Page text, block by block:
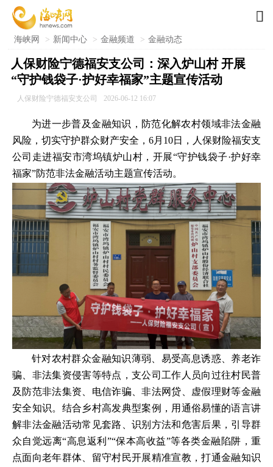

海峡网 > 新闻中心 > 金融频道 > 金融动态
人保财险宁德福安支公司：深入炉山村 开展
“守护钱袋子·护好幸福家”主题宣传活动
人保财险宁德福安支公司 2026-06-12 16:07
为进一步普及金融知识，防范化解农村领域非法金融
风险，切实守护群众财产安全，6月10日，人保财险福安支
公司走进福安市湾坞镇炉山村，开展“守护钱袋子·护好幸
福家”防范非法金融活动主题宣传活动。
针对农村群众金融知识薄弱、易受高息诱惑、养老诈
骗、非法集资侵害等特点，支公司工作人员向过往村民普
及防范非法集资、电信诈骗、非法网贷、虚假理财等金融
安全知识。结合乡村高发典型案例，用通俗易懂的语言讲
解非法金融活动常见套路、识别方法和危害后果，引导群
众自觉远离“高息返利”“保本高收益”等各类金融陷阱，重
点面向老年群体、留守村民开展精准宣教，打通金融知识